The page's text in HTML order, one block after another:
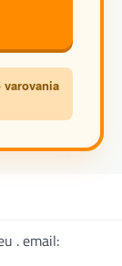
varovania
. email: